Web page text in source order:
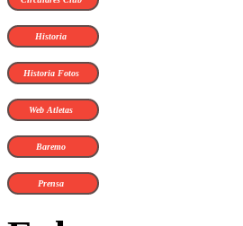
Historia
Historia Fotos
Web Atletas
Baremo
Prensa